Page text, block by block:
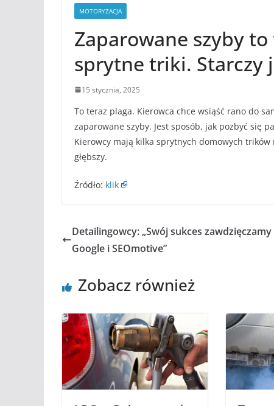
MOTORYZACJA
Zaparowane szyby
sprytne triki. Starczy
15 stycznia, 2025
To teraz plaga. Kierowca chce wsiąść rano do
zaparowane szyby. Jest sposób, jak pozbyć się
Kierowcy mają kilka sprytnych domowych
głębszy.
Źródło: klik
Detailingowcy: „Swój sukces zawdzięczamy
Google i SEOmotive”
Zobacz również